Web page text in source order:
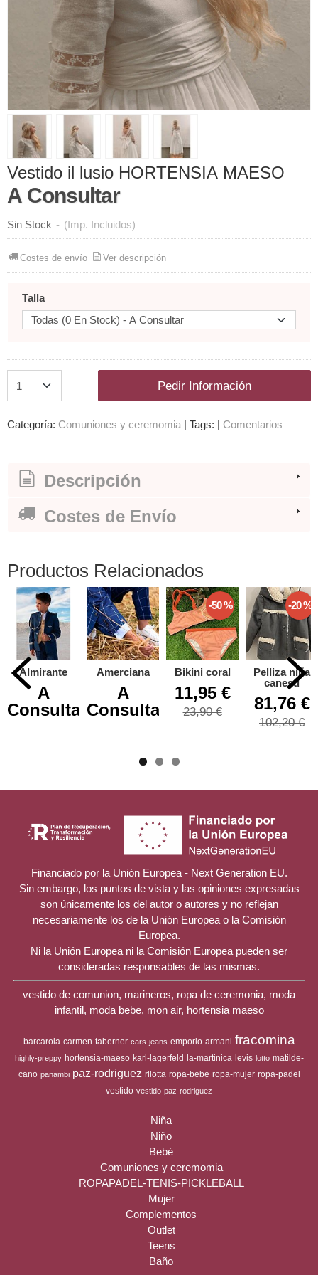
Vestido il lusio HORTENSIA MAESO
A Consultar
Sin Stock - (Imp. Incluidos)
Costes de envío Ver descripción
Talla
Pedir Información
Categoría: Comuniones y ceremomia | Tags: | Comentarios
Descripción
Costes de Envío
Productos Relacionados
Almirante
A
Consultar
Amerciana
A
Consultar
-50 %
Bikini coral
11,95 €
23,90 €
-20 %
Pelliza niña
canesu
81,76 €
102,20 €
Financiado por la Unión Europea - Next Generation EU.
Sin embargo, los puntos de vista y las opiniones expresadas
son únicamente los del autor o autores y no reflejan
necesariamente los de la Unión Europea o la Comisión
Europea.
Ni la Unión Europea ni la Comisión Europea pueden ser
consideradas responsables de las mismas.
vestido de comunion, marineros, ropa de ceremonia, moda
infantil, moda bebe, mon air, hortensia maeso
barcarola carmen-taberner cars-jeans emporio-armani fracomina
highly-preppy hortensia-maeso karl-lagerfeld la-martinica levis lotto matilde-
cano panambi paz-rodriguez rilotta ropa-bebe ropa-mujer ropa-padel
vestido vestido-paz-rodriguez
Niña
Niño
Bebé
Comuniones y ceremomia
ROPAPADEL-TENIS-PICKLEBALL
Mujer
Complementos
Outlet
Teens
Baño